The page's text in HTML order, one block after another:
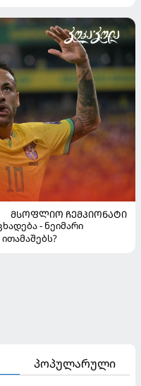
ᲛᲡᲝᲤᲚᲘᲝ ᲩᲔᲛᲞᲘᲝᲜᲐᲢᲘ
- ნეიმარი
პოპულარული